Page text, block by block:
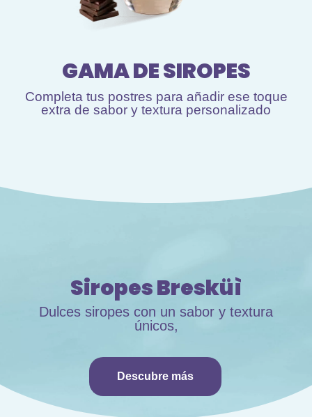
GAMA DE SIROPES
Completa tus postres para añadir ese toque
extra de sabor y textura personalizado
Siropes Bresküì
Dulces siropes con un sabor y textura
únicos,
Descubre más